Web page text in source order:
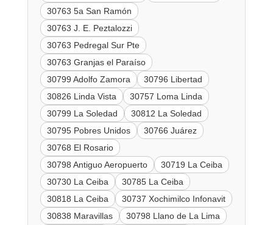
30763 5a San Ramón
30763 J. E. Peztalozzi
30763 Pedregal Sur Pte
30763 Granjas el Paraíso
30799 Adolfo Zamora
30796 Libertad
30826 Linda Vista
30757 Loma Linda
30799 La Soledad
30812 La Soledad
30795 Pobres Unidos
30766 Juárez
30768 El Rosario
30798 Antiguo Aeropuerto
30719 La Ceiba
30730 La Ceiba
30785 La Ceiba
30818 La Ceiba
30737 Xochimilco Infonavit
30838 Maravillas
30798 Llano de La Lima